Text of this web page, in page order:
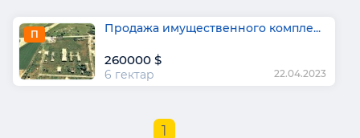
П Продажа имущественного компле...
260000 $
6 гектар 22.04.2023
1